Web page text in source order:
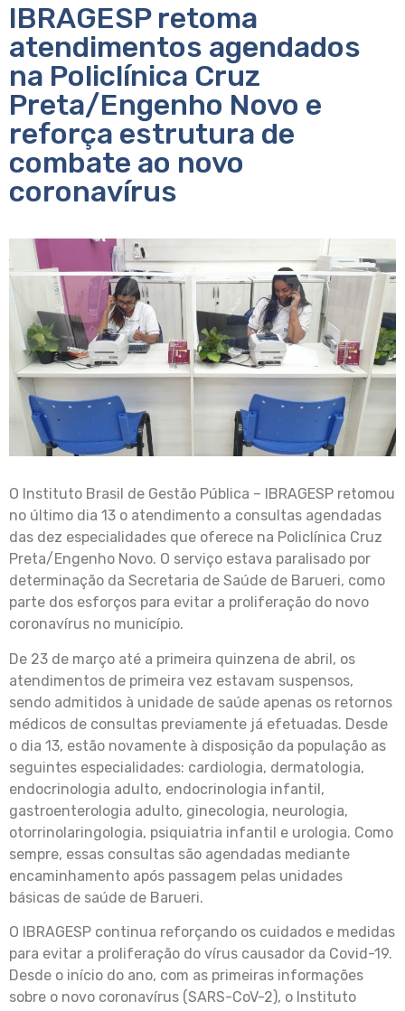
IBRAGESP retoma
atendimentos agendados
na Policlínica Cruz
Preta/Engenho Novo e
reforça estrutura de
combate ao novo
coronavírus
O Instituto Brasil de Gestão Pública – IBRAGESP retomou
no último dia 13 o atendimento a consultas agendadas
das dez especialidades que oferece na Policlínica Cruz
Preta/Engenho Novo. O serviço estava paralisado por
determinação da Secretaria de Saúde de Barueri, como
parte dos esforços para evitar a proliferação do novo
coronavírus no município.
De 23 de março até a primeira quinzena de abril, os
atendimentos de primeira vez estavam suspensos,
sendo admitidos à unidade de saúde apenas os retornos
médicos de consultas previamente já efetuadas. Desde
o dia 13, estão novamente à disposição da população as
seguintes especialidades: cardiologia, dermatologia,
endocrinologia adulto, endocrinologia infantil,
gastroenterologia adulto, ginecologia, neurologia,
otorrinolaringologia, psiquiatria infantil e urologia. Como
sempre, essas consultas são agendadas mediante
encaminhamento após passagem pelas unidades
básicas de saúde de Barueri.
O IBRAGESP continua reforçando os cuidados e medidas
para evitar a proliferação do vírus causador da Covid-19.
Desde o início do ano, com as primeiras informações
sobre o novo coronavírus (SARS-CoV-2), o Instituto